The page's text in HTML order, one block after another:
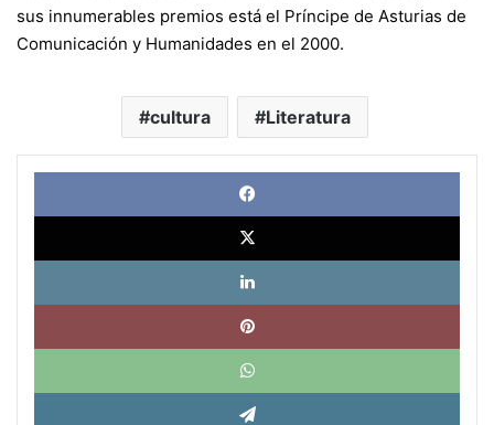
sus innumerables premios está el Príncipe de Asturias de
Comunicación y Humanidades en el 2000.
cultura Literatura
X